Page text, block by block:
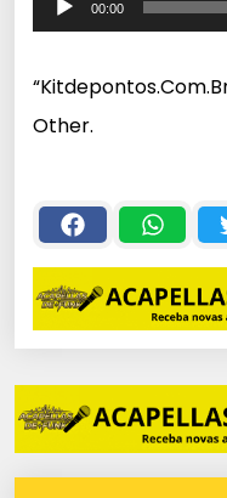
o
a
d
e
á
u
i
o
00:00
Other.